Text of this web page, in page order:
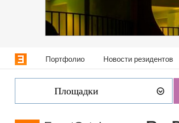
Портфолио Новости резидентов
Площадки